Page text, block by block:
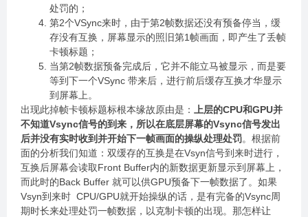
处罚的；
第2个VSync来时，由于第2帧数据还没有预备停当，缓
存没有互换，屏幕显示的照旧第1帧画面，即产生了丢帧
卡顿标题；
当第2帧数据预备完成后，它并不能立马被显示，而是要
等到下一个VSync 带来后，进行前后缓存互换才华显示
到屏幕上。
出现此掉帧卡顿标题标根本缘故原由是：
上层的CPU和GPU并
不知道Vsync信号的到来，所以在底层屏幕的Vsync信号发出
后并没有实时收到并开始下一帧画面的操纵处理处罚。根据前
面的分析我们知道：双缓存的互换是在Vsyn信号到来时进行，
互换后屏幕会读取Front Buffer内的新数据更新显示到屏幕上，
而此时的Back Buffer 就可以供GPU预备下一帧数据了。如果
Vsyn到来时 CPU/GPU就开始操纵的话，是有完备的Vsync周
期时长来处理处罚一帧数据，以克制卡顿的出现。那怎样让